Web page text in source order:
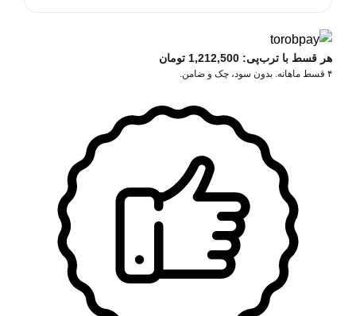
هر قسط با ترب‌پی: 1,212,500 تومان
۴ قسط ماهانه. بدون سود، چک و ضامن.